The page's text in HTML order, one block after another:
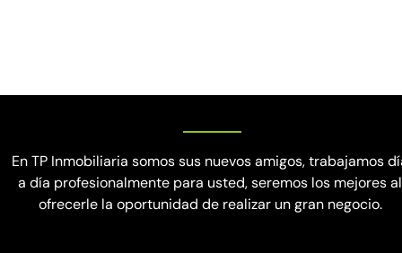
En TP Inmobiliaria somos sus nuevos amigos, trabajamos
a día profesionalmente para usted, seremos los mejores al
ofrecerle la oportunidad de realizar un gran negocio.